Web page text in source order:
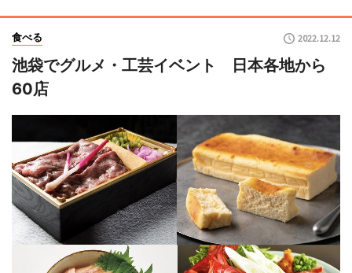
食べる 2022.12.12
池袋でグルメ・工芸イベント 日本各地から
60店